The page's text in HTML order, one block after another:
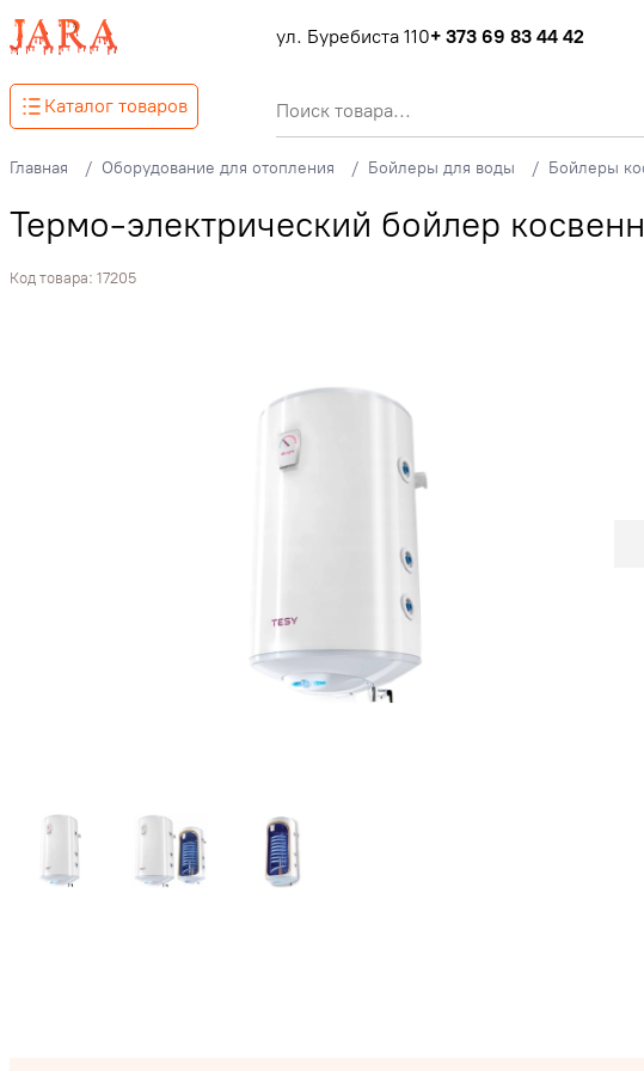
ул. Буребиста 110+ 373 69 83 44 42
Каталог товаров
Главная Оборудование для отопления Бойлеры для воды Бойлеры
Термо-электрический бойлер
Код товара: 17205